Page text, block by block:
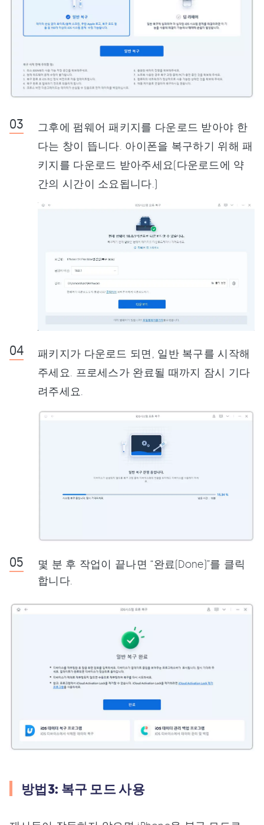
그후에 펌웨어 패키지를 다운로드 받아야 한
다는 창이 뜹니다. 아이폰을 복구하기 위해 패
키지를 다운로드 받아주세요(다운로드에 약
간의 시간이 소요됩니다.)
패키지가 다운로드 되면, 일반 복구를 시작해
주세요. 프로세스가 완료될 때까지 잠시 기다
려주세요.
몇 분 후 작업이 끝나면 “완료(Done)”를 클릭
합니다.
방법3: 복구 모드 사용